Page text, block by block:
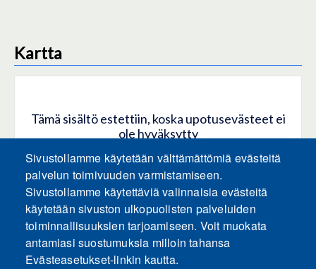
Kartta
Tämä sisältö estettiin, koska upotusevästeet ei
ole hyväksytty
HYVÄKSY KAIKKI EVÄSTEET
Hyväksy vain upotusevästeet
Sivustollamme käytetään välttämättömiä evästeitä
palvelun toimivuuden varmistamiseen.
Sivustollamme käytettäviä valinnaisia evästeitä
käytetään sivuston ulkopuolisten palveluiden
toiminnallisuuksien tarjoamiseen. Voit muokata
antamiasi suostumuksia milloin tahansa
Evästeasetukset-linkin kautta.